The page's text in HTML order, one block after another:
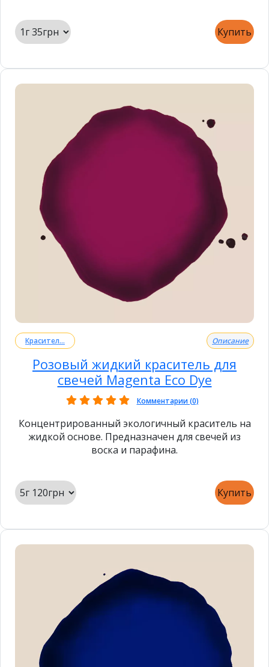
Купить
Красител... Описание
Розовый жидкий краситель для
свечей Magenta Eco Dye
Комментарии (0)
Концентрированный экологичный краситель на
жидкой основе. Предназначен для свечей из
воска и парафина.
Купить